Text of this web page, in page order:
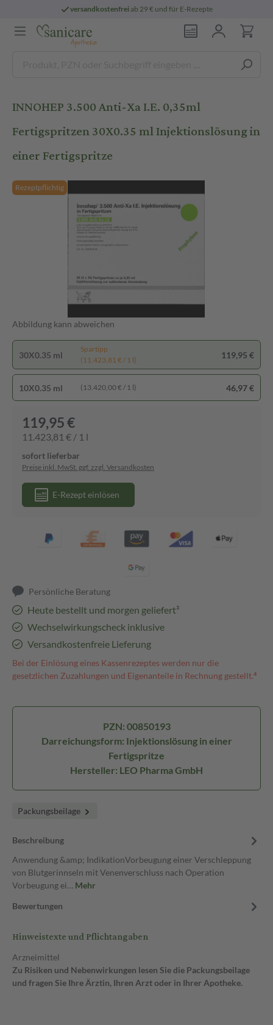
versandkostenfreiab 29 € und für E-Rezepte
INNOHEP 3.500 Anti-Xa I.E. 0,35ml
Fertigspritzen 30X0.35 ml Injektionslösung in
einer Fertigspritze
Rezeptpflichtig
Abbildung kann abweichen
30X0.35 ml
Spartipp
(11.423,81 € / 1 l)
119,95 €
10X0.35 ml (13.420,00 € / 1 l) 46,97 €
119,95 €
11.423,81 € / 1 l
sofort lieferbar
Preise inkl. MwSt. ggf. zzgl. Versandkosten
E-Rezept einlösen
Persönliche Beratung
Heute bestellt und morgen geliefert³
Wechselwirkungscheck inklusive
Versandkostenfreie Lieferung
Bei der Einlösung eines Kassenrezeptes werden nur die
gesetzlichen Zuzahlungen und Eigenanteile in Rechnung gestellt.⁴
PZN: 00850193
Darreichungsform: Injektionslösung in einer
Fertigspritze
Hersteller: LEO Pharma GmbH
Packungsbeilage
Beschreibung
Anwendung &amp; IndikationVorbeugung einer Verschleppung
von Blutgerinnseln mit Venenverschluss nach Operation
Vorbeugung ei… Mehr
Bewertungen
Hinweistexte und Pflichtangaben
Arzneimittel
Zu Risiken und Nebenwirkungen lesen Sie die Packungsbeilage
und fragen Sie Ihre Ärztin, Ihren Arzt oder in Ihrer Apotheke.